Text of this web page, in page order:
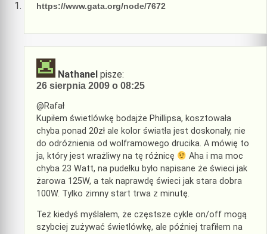
https://www.gata.org/node/7672
Nathanel pisze:
26 sierpnia 2009 o 08:25
@Rafał
Kupiłem świetlówkę bodajże Phillipsa, kosztowała
chyba ponad 20zł ale kolor światła jest doskonały, nie
do odróżnienia od wolframowego drucika. A mówię to
ja, który jest wrażliwy na tę różnicę
Aha i ma moc
chyba 23 Watt, na pudełku było napisane że świeci jak
żarowa 125W, a tak naprawdę świeci jak stara dobra
100W. Tylko zimny start trwa z minutę.
Też kiedyś myślałem, że częstsze cykle on/off mogą
szybciej zużywać świetlówkę, ale później trafiłem na